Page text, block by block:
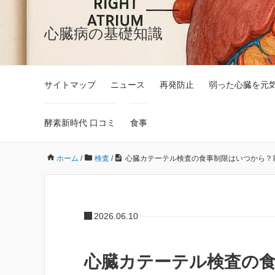
心臓病の基礎知識
サイトマップ ニュース 再発防止 弱った心臓を元
酵素新時代 口コミ 食事
ホーム / 検査 / 心臓カテーテル検査の食事制限はいつから
2026.06.10
心臓カテーテル検査の